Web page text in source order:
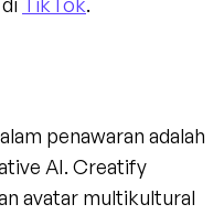
penawaran adalah
AI. Creatify
avatar multikultural